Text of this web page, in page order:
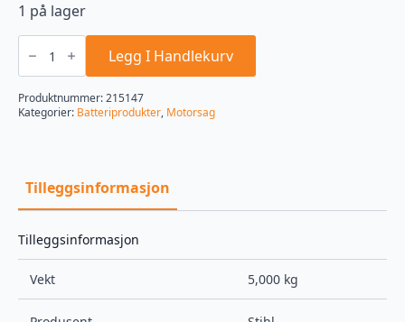
1 på lager
MSA
220.0
B
Batteridrevet
motorsag
antall
Legg I Handlekurv
Produktnummer:215147
Kategorier: Batteriprodukter, Motorsag
Tilleggsinformasjon
Tilleggsinformasjon
Vekt 5,000 kg